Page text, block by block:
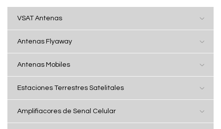
VSAT Antenas
Antenas Flyaway
Antenas Mobiles
Estaciones Terrestres Satelitales
Amplifiacores de Senal Celular